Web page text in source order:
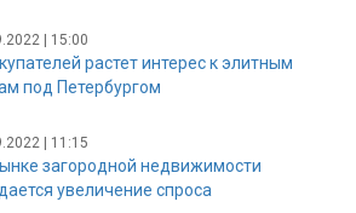
| 15:00
растет интерес к элитным
под Петербургом
| 11:15
загородной недвижимости
увеличение спроса